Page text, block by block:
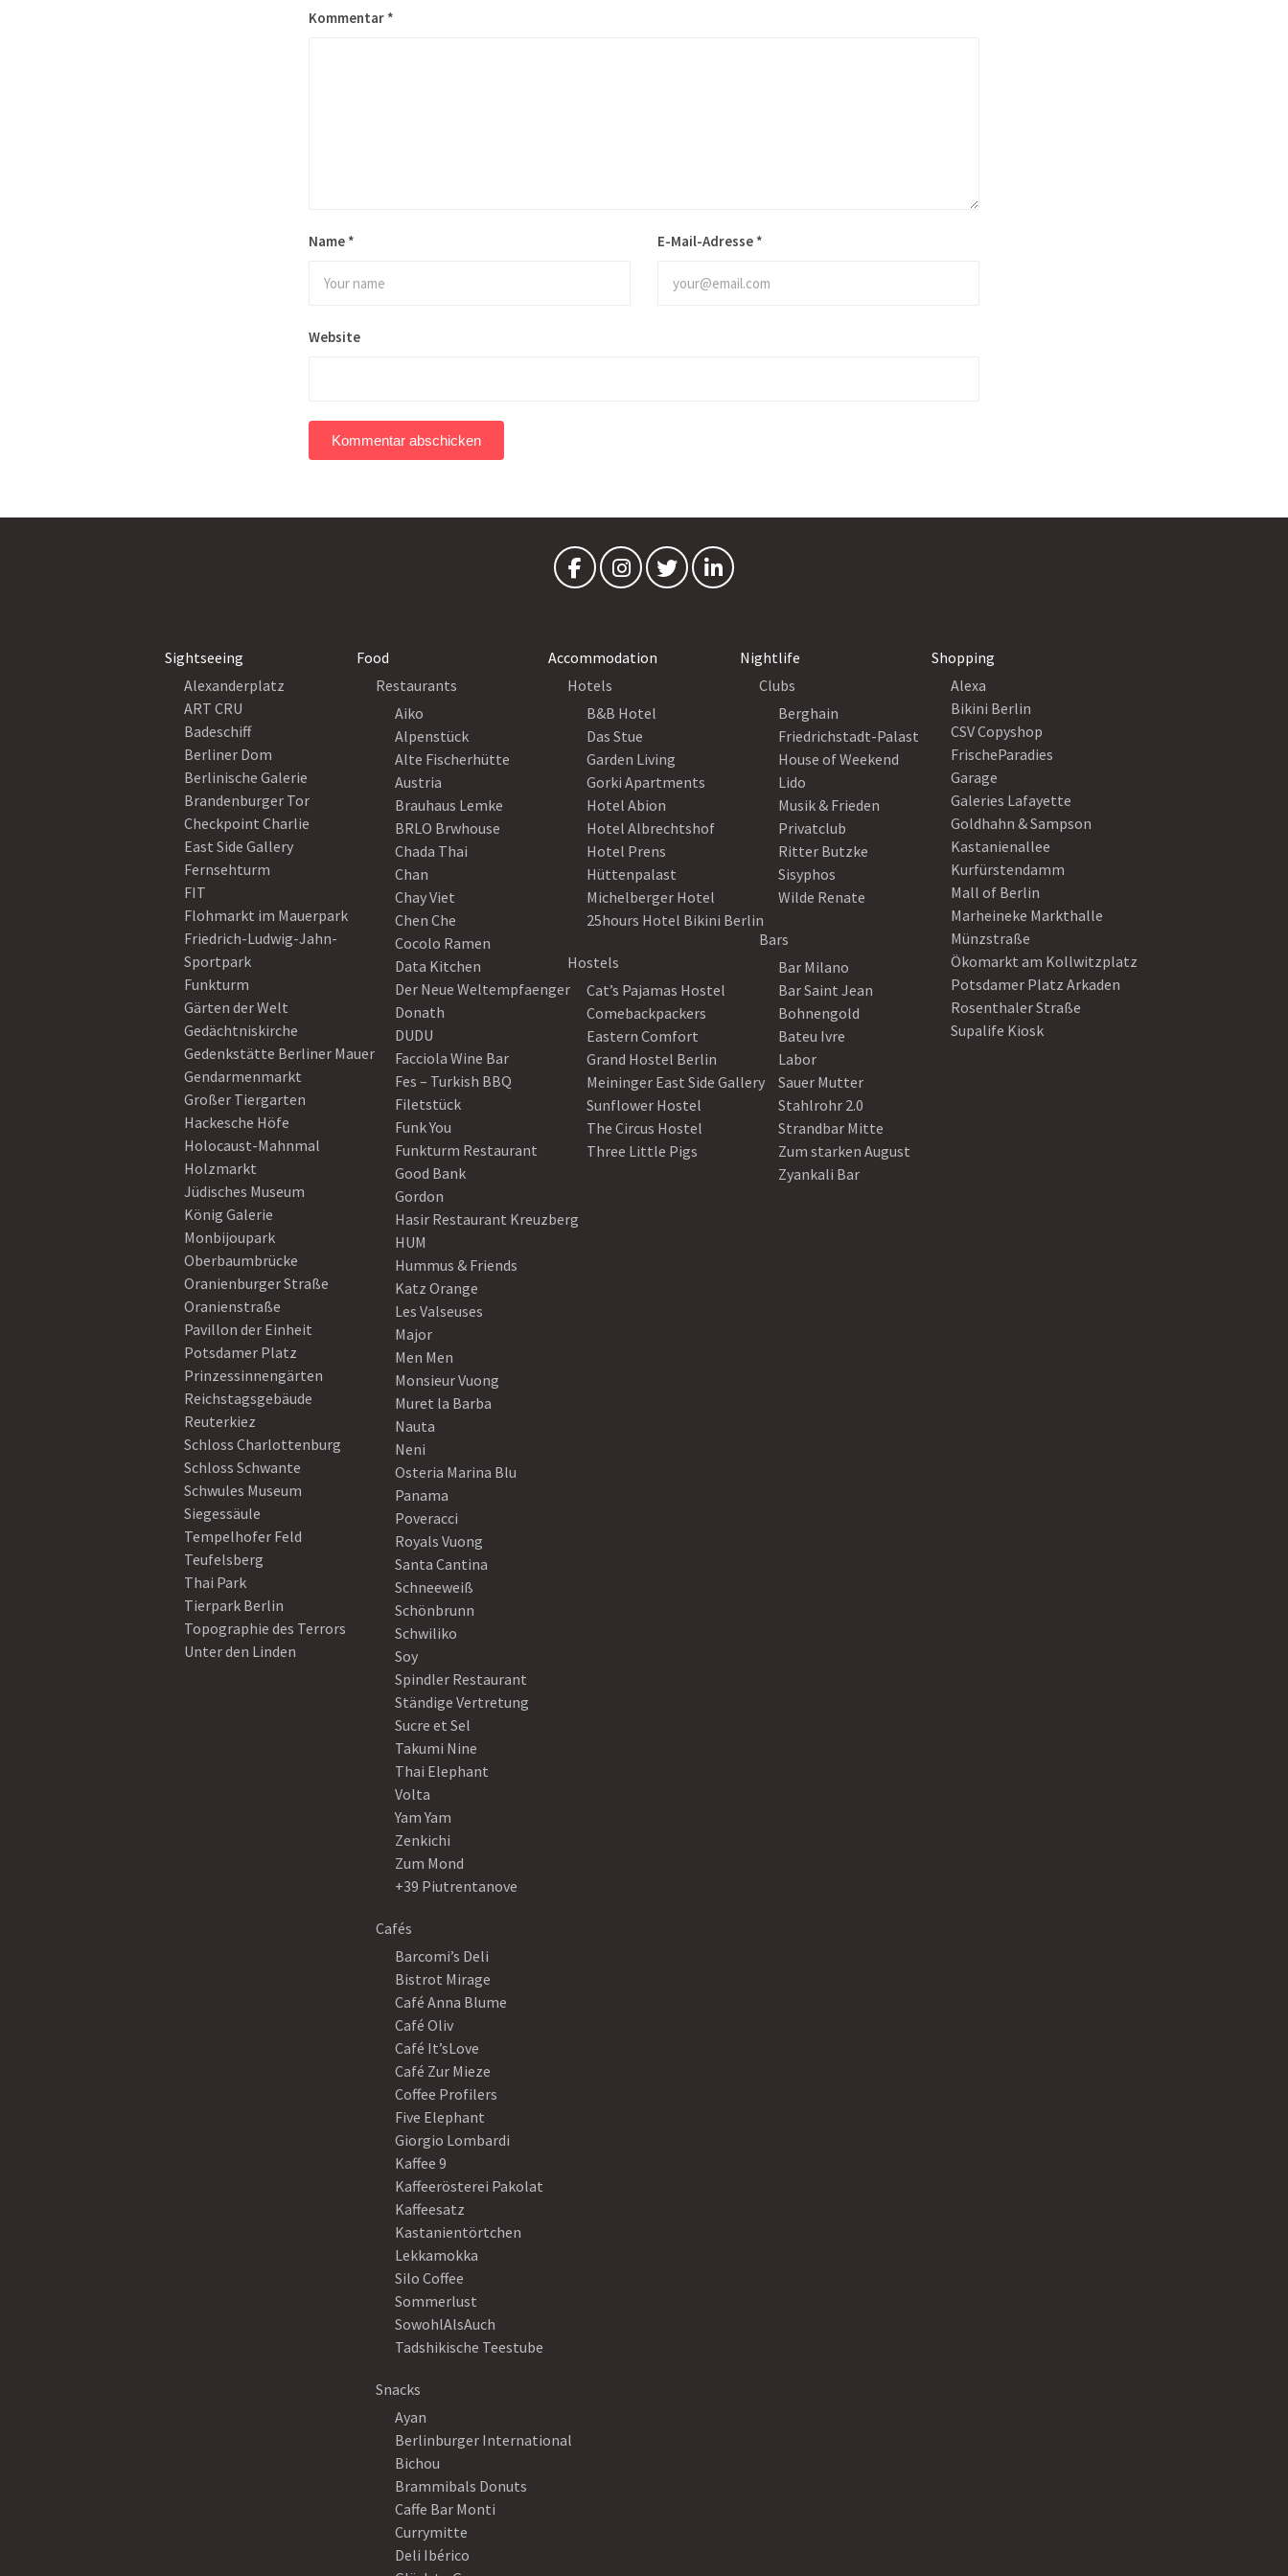
Kommentar *
Name * E-Mail-Adresse *
Website
Sightseeing
Alexanderplatz
ART CRU
Badeschiff
Berliner Dom
Berlinische Galerie
Brandenburger Tor
Checkpoint Charlie
East Side Gallery
Fernsehturm
FIT
Flohmarkt im Mauerpark
Friedrich-Ludwig-Jahn-
Sportpark
Funkturm
Gärten der Welt
Gedächtniskirche
Gedenkstätte Berliner Mauer
Gendarmenmarkt
Großer Tiergarten
Hackesche Höfe
Holocaust-Mahnmal
Holzmarkt
Jüdisches Museum
König Galerie
Monbijoupark
Oberbaumbrücke
Oranienburger Straße
Oranienstraße
Pavillon der Einheit
Potsdamer Platz
Prinzessinnengärten
Reichstagsgebäude
Reuterkiez
Schloss Charlottenburg
Schloss Schwante
Schwules Museum
Siegessäule
Tempelhofer Feld
Teufelsberg
Thai Park
Tierpark Berlin
Topographie des Terrors
Unter den Linden
Food
Restaurants
Aiko
Alpenstück
Alte Fischerhütte
Austria
Brauhaus Lemke
BRLO Brwhouse
Chada Thai
Chan
Chay Viet
Chen Che
Cocolo Ramen
Data Kitchen
Der Neue Weltempfaenger
Donath
DUDU
Facciola Wine Bar
Fes – Turkish BBQ
Filetstück
Funk You
Funkturm Restaurant
Good Bank
Gordon
Hasir Restaurant Kreuzberg
HUM
Hummus & Friends
Katz Orange
Les Valseuses
Major
Men Men
Monsieur Vuong
Muret la Barba
Nauta
Neni
Osteria Marina Blu
Panama
Poveracci
Royals Vuong
Santa Cantina
Schneeweiß
Schönbrunn
Schwiliko
Soy
Spindler Restaurant
Ständige Vertretung
Sucre et Sel
Takumi Nine
Thai Elephant
Volta
Yam Yam
Zenkichi
Zum Mond
+39 Piutrentanove
Cafés
Barcomi’s Deli
Bistrot Mirage
Café Anna Blume
Café Oliv
Café It’sLove
Café Zur Mieze
Coffee Profilers
Five Elephant
Giorgio Lombardi
Kaffee 9
Kaffeerösterei Pakolat
Kaffeesatz
Kastanientörtchen
Lekkamokka
Silo Coffee
Sommerlust
SowohlAlsAuch
Tadshikische Teestube
Snacks
Ayan
Berlinburger International
Bichou
Brammibals Donuts
Caffe Bar Monti
Currymitte
Deli Ibérico
Accommodation
Hotels
B&B Hotel
Das Stue
Garden Living
Gorki Apartments
Hotel Abion
Hotel Albrechtshof
Hotel Prens
Hüttenpalast
Michelberger Hotel
25hours Hotel Bikini Berlin
Hostels
Cat’s Pajamas Hostel
Comebackpackers
Eastern Comfort
Grand Hostel Berlin
Meininger East Side Gallery
Sunflower Hostel
The Circus Hostel
Three Little Pigs
Nightlife
Clubs
Berghain
Friedrichstadt-Palast
House of Weekend
Lido
Musik & Frieden
Privatclub
Ritter Butzke
Sisyphos
Wilde Renate
Bars
Bar Milano
Bar Saint Jean
Bohnengold
Bateu Ivre
Labor
Sauer Mutter
Stahlrohr 2.0
Strandbar Mitte
Zum starken August
Zyankali Bar
Shopping
Alexa
Bikini Berlin
CSV Copyshop
FrischeParadies
Garage
Galeries Lafayette
Goldhahn & Sampson
Kastanienallee
Kurfürstendamm
Mall of Berlin
Marheineke Markthalle
Münzstraße
Ökomarkt am Kollwitzplatz
Potsdamer Platz Arkaden
Rosenthaler Straße
Supalife Kiosk